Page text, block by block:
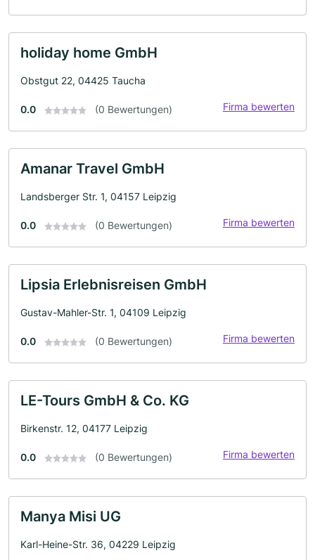
holiday home GmbH
Obstgut 22, 04425 Taucha
0.0 (0 Bewertungen) Firma bewerten
Amanar Travel GmbH
Landsberger Str. 1, 04157 Leipzig
0.0 (0 Bewertungen) Firma bewerten
Lipsia Erlebnisreisen GmbH
Gustav-Mahler-Str. 1, 04109 Leipzig
0.0 (0 Bewertungen) Firma bewerten
LE-Tours GmbH & Co. KG
Birkenstr. 12, 04177 Leipzig
0.0 (0 Bewertungen) Firma bewerten
Manya Misi UG
Karl-Heine-Str. 36, 04229 Leipzig